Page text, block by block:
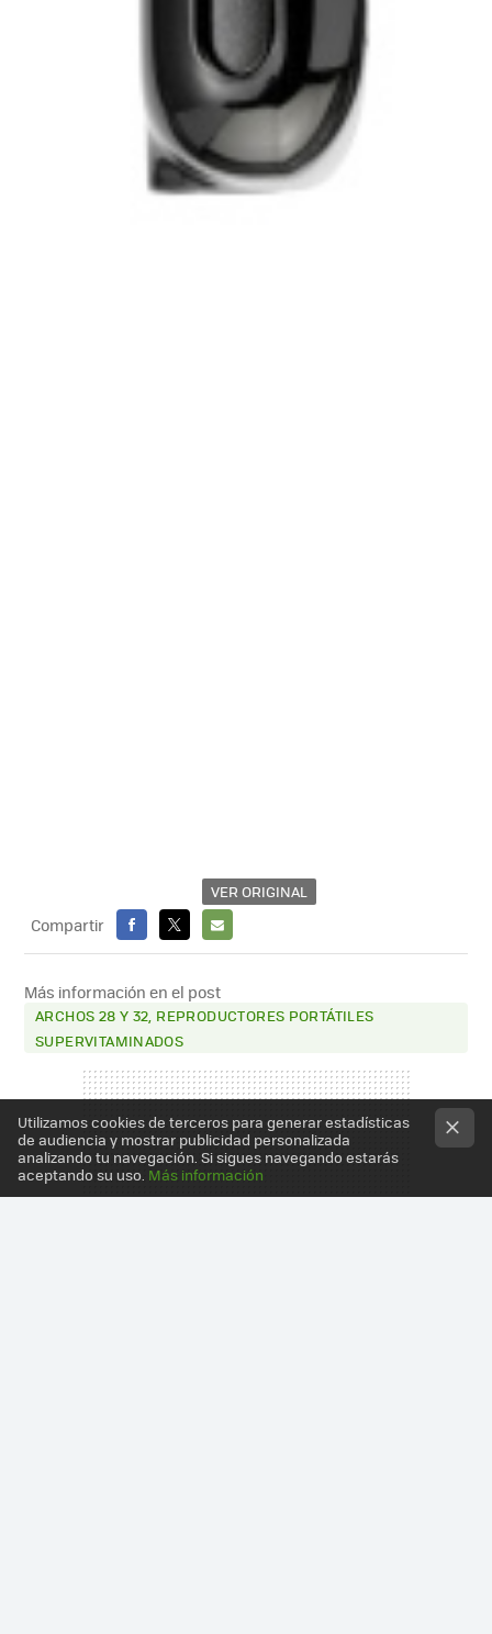
VER ORIGINAL
Compartir
FACEBOOK
X
E-
MAIL
Más información en el post
ARCHOS 28 Y 32, REPRODUCTORES PORTÁTILES
SUPERVITAMINADOS
Utilizamos cookies de terceros para generar estadísticas
de audiencia y mostrar publicidad personalizada
analizando tu navegación. Si sigues navegando estarás
aceptando su uso. Más información